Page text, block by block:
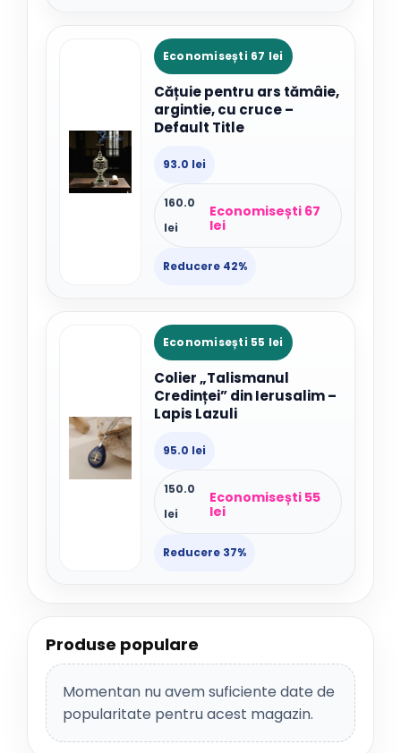
Economisești 67 lei
Cățuie pentru ars tămâie,
argintie, cu cruce –
Default Title
93.0 lei
160.0
lei
Economisești 67
lei
Reducere 42%
Economisești 55 lei
Colier „Talismanul
Credinței” din Ierusalim –
Lapis Lazuli
95.0 lei
150.0
lei
Economisești 55
lei
Reducere 37%
Produse populare
Momentan nu avem suficiente date de
popularitate pentru acest magazin.